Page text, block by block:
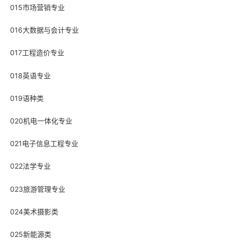
015市场营销专业
016大数据与会计专业
017工程造价专业
018英语专业
019语种类
020机电一体化专业
021电子信息工程专业
022法学专业
023旅游管理专业
024美术摄影类
025新能源类